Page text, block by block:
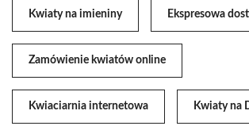
Kwiaty na imieniny Ekspresowa
Zamówienie kwiatów online
Kwiaciarnia internetowa Kwiaty na